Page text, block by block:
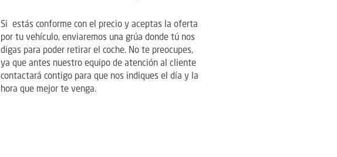
Si estás conforme con el precio y aceptas la oferta
por tu vehículo, enviaremos una grúa donde tú nos
digas para poder retirar el coche. No te preocupes,
ya que antes nuestro equipo de atención al cliente
contactará contigo para que nos indiques el día y la
hora que mejor te venga.